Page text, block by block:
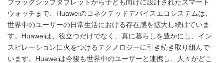
フラッグシップタブレットから子ども向けに設計されたスマート
ウォッチまで、Huaweiのコネクテッドデバイスエコシステムは、
世界中のユーザーの日常生活における存在感を拡大し続けていま
す。Huaweiは、役立つだけでなく、真に暮らしを豊かにし、イン
スピレーションに火をつけるテクノロジーに引き続き取り組んで
います。Huaweiは今後も世界中のユーザーと連携し、人々がどこ